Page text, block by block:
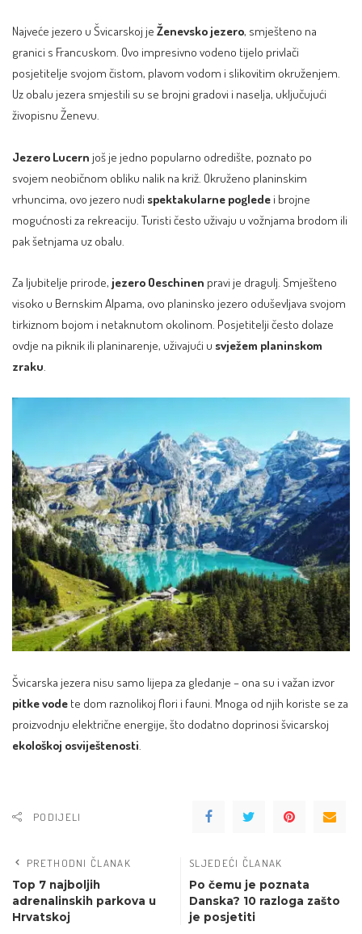
Najveće jezero u Švicarskoj je Ženevsko jezero, smješteno na
granici s Francuskom. Ovo impresivno vodeno tijelo privlači
posjetitelje svojom čistom, plavom vodom i slikovitim okruženjem.
Uz obalu jezera smjestili su se brojni gradovi i naselja, uključujući
živopisnu Ženevu.
Jezero Lucern još je jedno popularno odredište, poznato po
svojem neobičnom obliku nalik na križ. Okruženo planinskim
vrhuncima, ovo jezero nudi spektakularne poglede i brojne
mogućnosti za rekreaciju. Turisti često uživaju u vožnjama brodom ili
pak šetnjama uz obalu.
Za ljubitelje prirode, jezero Oeschinen pravi je dragulj. Smješteno
visoko u Bernskim Alpama, ovo planinsko jezero oduševljava svojom
tirkiznom bojom i netaknutom okolinom. Posjetitelji često dolaze
ovdje na piknik ili planinarenje, uživajući u svježem planinskom
zraku.
Švicarska jezera nisu samo lijepa za gledanje – ona su i važan izvor
pitke vode te dom raznolikoj flori i fauni. Mnoga od njih koriste se za
proizvodnju električne energije, što dodatno doprinosi švicarskoj
ekološkoj osviještenosti.
PODIJELI
PRETHODNI ČLANAK
Top 7 najboljih
adrenalinskih parkova u
Hrvatskoj
SLJEDEĆI ČLANAK
Po čemu je poznata
Danska? 10 razloga zašto
je posjetiti